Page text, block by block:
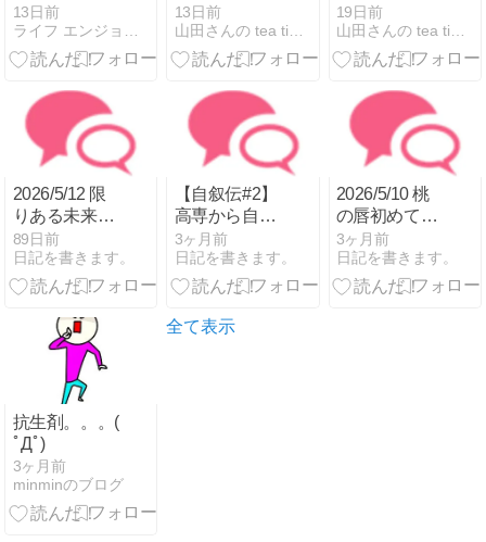
幸せと3つの
秘訣
13日前
ルに自家製の
レモンジュー
スとレモンの
を入れておで
かけ♪
13日前
てみた① ホラ
ースポット巡
りが趣味だっ
19日前
2026/5/12 限
りある未来を
搾り取る日々
から。
89日前
日記を書きます。
【自叙伝#2】
高専から自〇
未遂まで。
3ヶ月前
日記を書きます。
2026/5/10 桃
の唇初めて色
になる。
3ヶ月前
日記を書きます。
抗生剤。。。(
ﾟДﾟ)
3ヶ月前
minminのブログ
全て表示